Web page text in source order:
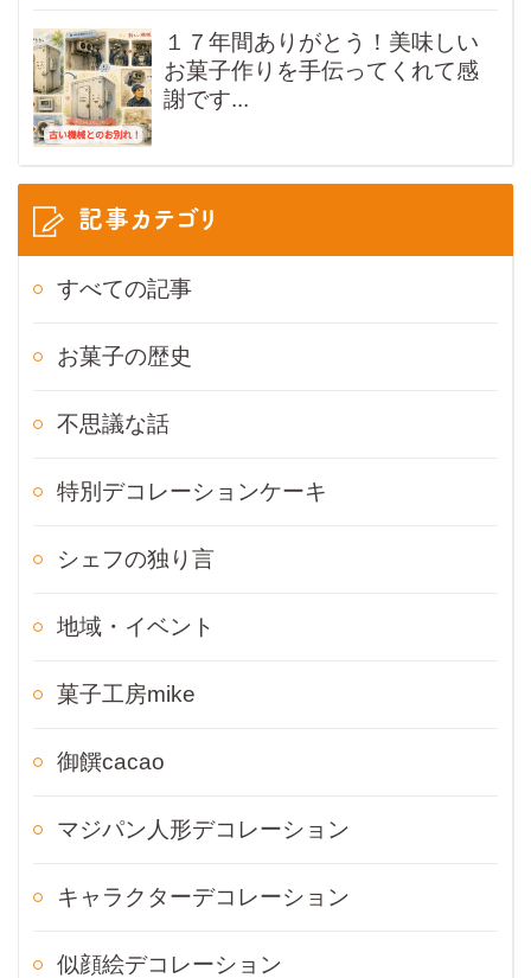
１７年間ありがとう！美味しい
お菓子作りを手伝ってくれて感
謝です...
記事カテゴリ
すべての記事
お菓子の歴史
不思議な話
特別デコレーションケーキ
シェフの独り言
地域・イベント
菓子工房mike
御饌cacao
マジパン人形デコレーション
キャラクターデコレーション
似顔絵デコレーション